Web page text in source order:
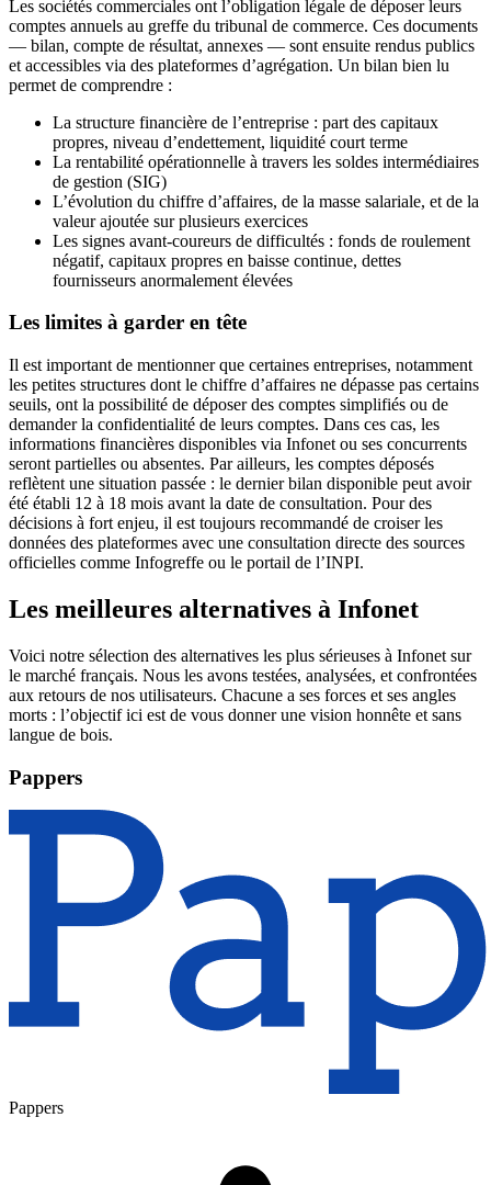
Les sociétés commerciales ont l’obligation légale de déposer leurs
comptes annuels au greffe du tribunal de commerce. Ces documents
— bilan, compte de résultat, annexes — sont ensuite rendus publics
et accessibles via des plateformes d’agrégation. Un bilan bien lu
permet de comprendre :
La structure financière de l’entreprise : part des capitaux
propres, niveau d’endettement, liquidité court terme
La rentabilité opérationnelle à travers les soldes intermédiaires
de gestion (SIG)
L’évolution du chiffre d’affaires, de la masse salariale, et de la
valeur ajoutée sur plusieurs exercices
Les signes avant-coureurs de difficultés : fonds de roulement
négatif, capitaux propres en baisse continue, dettes
fournisseurs anormalement élevées
Les limites à garder en tête
Il est important de mentionner que certaines entreprises, notamment
les petites structures dont le chiffre d’affaires ne dépasse pas certains
seuils, ont la possibilité de déposer des comptes simplifiés ou de
demander la confidentialité de leurs comptes. Dans ces cas, les
informations financières disponibles via Infonet ou ses concurrents
seront partielles ou absentes. Par ailleurs, les comptes déposés
reflètent une situation passée : le dernier bilan disponible peut avoir
été établi 12 à 18 mois avant la date de consultation. Pour des
décisions à fort enjeu, il est toujours recommandé de croiser les
données des plateformes avec une consultation directe des sources
officielles comme Infogreffe ou le portail de l’INPI.
Les meilleures alternatives à Infonet
Voici notre sélection des alternatives les plus sérieuses à Infonet sur
le marché français. Nous les avons testées, analysées, et confrontées
aux retours de nos utilisateurs. Chacune a ses forces et ses angles
morts : l’objectif ici est de vous donner une vision honnête et sans
langue de bois.
Pappers
Pappers